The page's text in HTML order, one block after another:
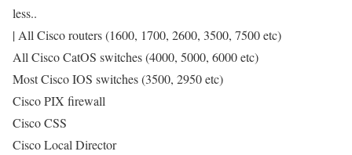
less..
| All Cisco routers (1600, 1700, 2600, 3500, 7500 etc)
All Cisco CatOS switches (4000, 5000, 6000 etc)
Most Cisco IOS switches (3500, 2950 etc)
Cisco PIX firewall
Cisco CSS
Cisco Local Director